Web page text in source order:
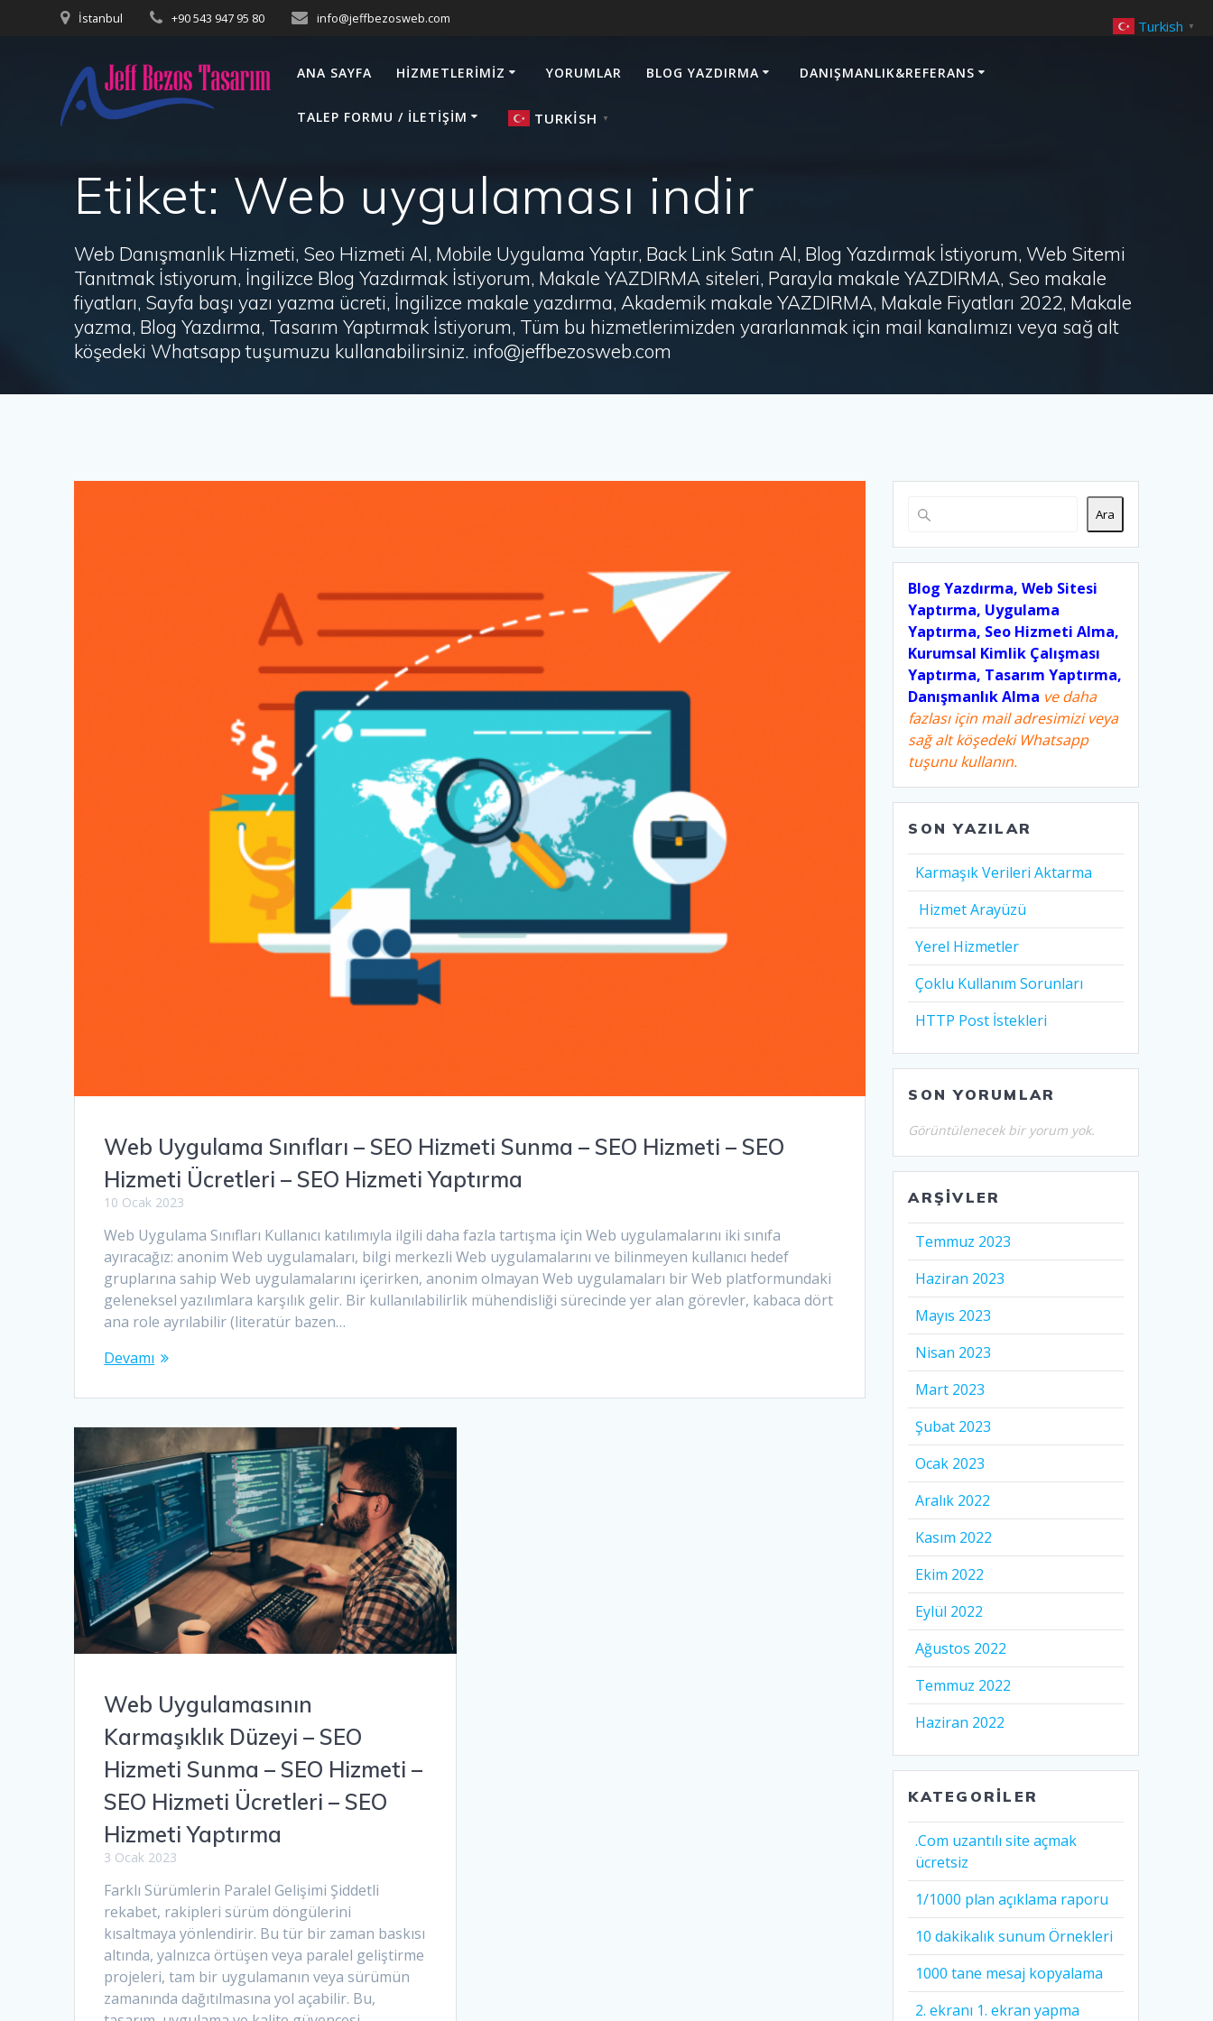
İstanbul +90 543 947 95 80 info@jeffbezosweb.com
ANA SAYFA HIZMETLERIMIZ YORUMLAR BLOG YAZDIRMA DANIŞMANLIK&REFERANS
TALEP FORMU / İLETIŞIM TURKISH ▼
Etiket: Web uygulaması indir
Web Danışmanlık Hizmeti, Seo Hizmeti Al, Mobile Uygulama Yaptır, Back Link Satın Al, Blog Yazdırmak İstiyorum, Web Sitemi
Tanıtmak İstiyorum, İngilizce Blog Yazdırmak İstiyorum, Makale YAZDIRMA siteleri, Parayla makale YAZDIRMA, Seo makale
fiyatları, Sayfa başı yazı yazma ücreti, İngilizce makale yazdırma, Akademik makale YAZDIRMA, Makale Fiyatları 2022, Makale
yazma, Blog Yazdırma, Tasarım Yaptırmak İstiyorum, Tüm bu hizmetlerimizden yararlanmak için mail kanalımızı veya sağ alt
köşedeki Whatsapp tuşumuzu kullanabilirsiniz. info@jeffbezosweb.com
Web Uygulama Sınıfları – SEO Hizmeti Sunma – SEO Hizmeti – SEO
Hizmeti Ücretleri – SEO Hizmeti Yaptırma
10 Ocak 2023
Web Uygulama Sınıfları Kullanıcı katılımıyla ilgili daha fazla tartışma için Web uygulamalarını iki sınıfa
ayıracağız: anonim Web uygulamaları, bilgi merkezli Web uygulamalarını ve bilinmeyen kullanıcı hedef
gruplarına sahip Web uygulamalarını içerirken, anonim olmayan Web uygulamaları bir Web platformundaki
geleneksel yazılımlara karşılık gelir. Bir kullanılabilirlik mühendisliği sürecinde yer alan görevler, kabaca dört
ana role ayrılabilir (literatür bazen…
Devamı
Web Uygulamasının
Karmaşıklık Düzeyi – SEO
Hizmeti Sunma – SEO Hizmeti –
SEO Hizmeti Ücretleri – SEO
Hizmeti Yaptırma
3 Ocak 2023
Farklı Sürümlerin Paralel Gelişimi Şiddetli
rekabet, rakipleri sürüm döngülerini
kısaltmaya yönlendirir. Bu tür bir zaman baskısı
altında, yalnızca örtüşen veya paralel geliştirme
projeleri, tam bir uygulamanın veya sürümün
zamanında dağıtılmasına yol açabilir. Bu,
Ara
Blog Yazdırma, Web Sitesi
Yaptırma, Uygulama
Yaptırma, Seo Hizmeti Alma,
Kurumsal Kimlik Çalışması
Yaptırma, Tasarım Yaptırma,
Danışmanlık Alma ve daha
fazlası için mail adresimizi veya
sağ alt köşedeki Whatsapp
tuşunu kullanın.
SON YAZILAR
Karmaşık Verileri Aktarma
Hizmet Arayüzü
Yerel Hizmetler
Çoklu Kullanım Sorunları
HTTP Post İstekleri
SON YORUMLAR
Görüntülenecek bir yorum yok.
ARŞIVLER
Temmuz 2023
Haziran 2023
Mayıs 2023
Nisan 2023
Mart 2023
Şubat 2023
Ocak 2023
Aralık 2022
Kasım 2022
Ekim 2022
Eylül 2022
Ağustos 2022
Temmuz 2022
Haziran 2022
KATEGORILER
.Com uzantılı site açmak
ücretsiz
1/1000 plan açıklama raporu
10 dakikalık sunum Örnekleri
1000 tane mesaj kopyalama
2. ekranı 1. ekran yapma
Turkish ▼